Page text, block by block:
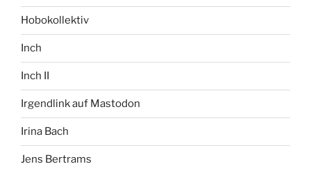
Hobokollektiv
Inch
Inch II
Irgendlink auf Mastodon
Irina Bach
Jens Bertrams